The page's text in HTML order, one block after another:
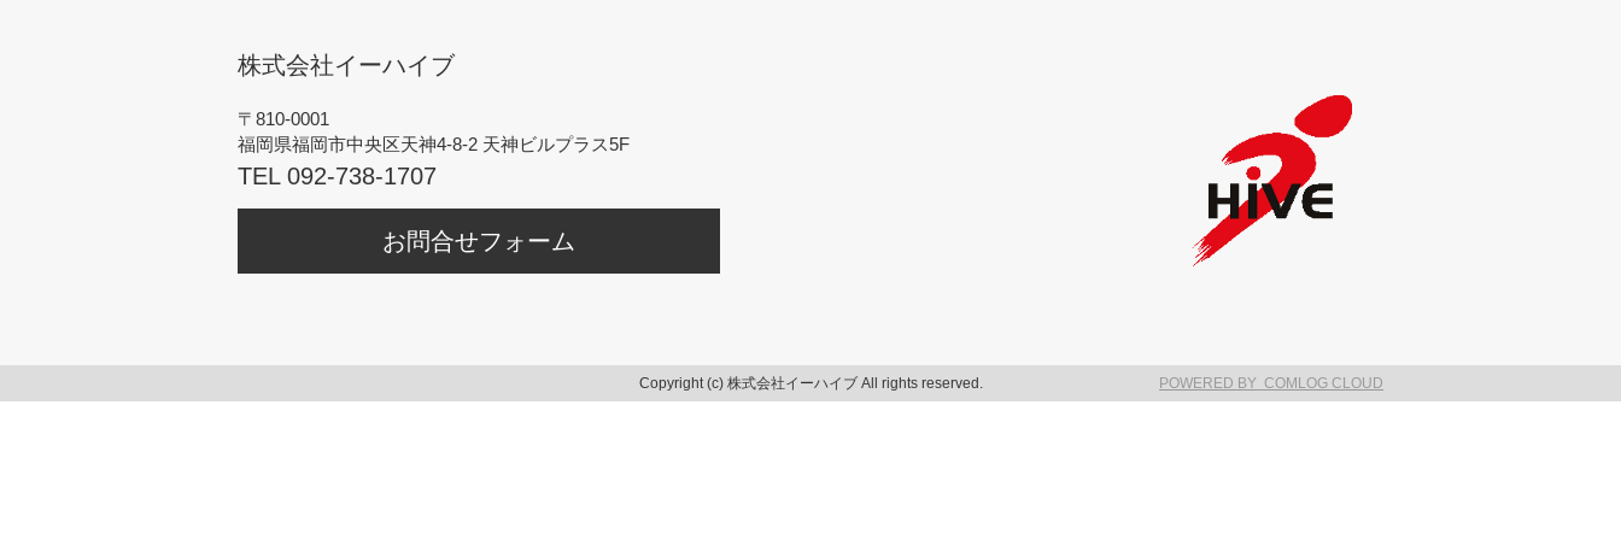
株式会社イーハイブ
〒810-0001
福岡県福岡市中央区天神4-8-2 天神ビルプラス5F
TEL 092-738-1707
お問合せフォーム
Copyright (c) 株式会社イーハイブ All rights reserved. POWERED BY COMLOG CLOUD